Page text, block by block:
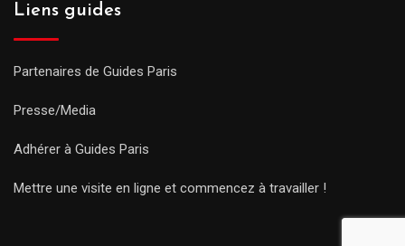
Liens guides
Partenaires de Guides Paris
Presse/Media
Adhérer à Guides Paris
Mettre une visite en ligne et commencez à travailler !